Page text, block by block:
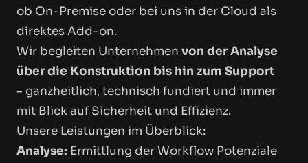
ob On-Premise oder bei uns in der Cloud als
direktes Add-on.
Wir begleiten Unternehmen von der Analyse
über die Konstruktion bis hin zum Support
- ganzheitlich, technisch fundiert und immer
mit Blick auf Sicherheit und Effizienz.
Unsere Leistungen im Überblick:
Analyse: Ermittlung der Workflow Potenziale